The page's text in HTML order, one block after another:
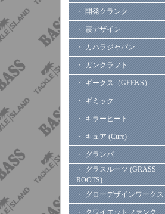
・ 開発クランク
・ 霞デザイン
・ カハラジャパン
・ ガンクラフト
・ ギークス（GEEKS）
・ ギミック
・ キラーヒート
・ キュア (Cure)
・ グランパ
・ グラスルーツ (GRASS
ROOTS)
・ グローデザインワークス
・ クワイエットファンク